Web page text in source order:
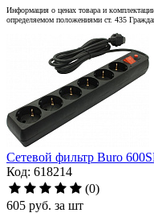
Информация о ценах товара и
определяемом положениями ст. 435
Сетевой фильтр Buro
Код: 618214
(0)
605 руб. за шт